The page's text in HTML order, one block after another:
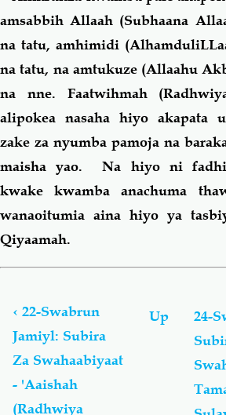
amsabbih Allaah (Subhaana
na tatu, amhimidi
na tatu, na amtukuze (Allaahu
na nne. Faatwihmah
alipokea nasaha hiyo akapata
zake za nyumba pamoja na
maisha yao. Na hiyo ni
kwake kwamba anachuma
wanaoitumia aina hiyo ya
Qiyaamah.
links
for
Swabrun
Jamiyl
(Subira
‹ 22-Swabrun
Jamiyl: Subira
Za Swahaabiyaat
- 'Aaishah
(Radhwiya
Up
24-